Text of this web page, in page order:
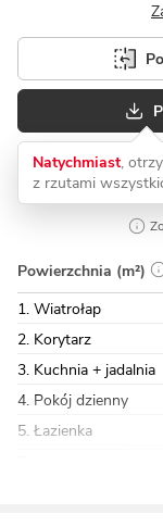
Natychmiast,
z rzutami
Powierzchnia (m²)
1. Wiatrołap
2. Korytarz
3. Kuchnia + jadalnia
4. Pokój dzienny
5. Łazienka